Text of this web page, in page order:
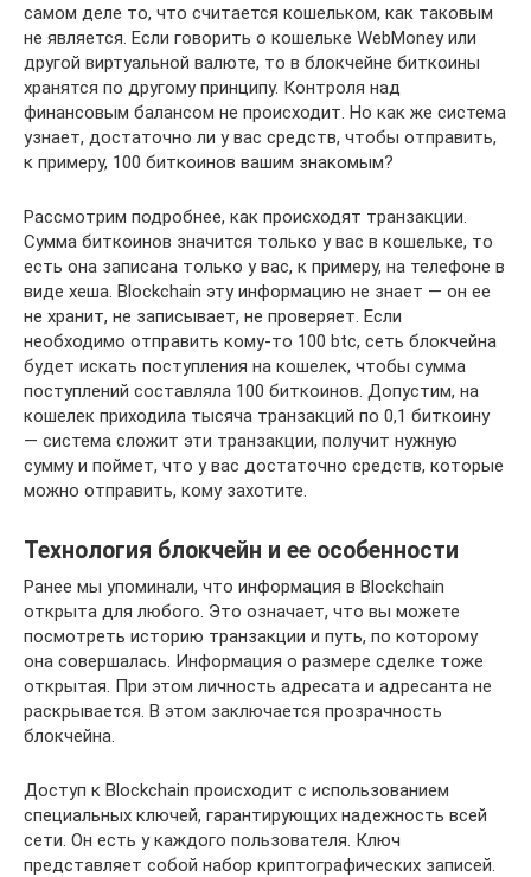
самом деле то, что считается кошельком, как таковым
не является. Если говорить о кошельке WebMoney или
другой виртуальной валюте, то в блокчейне биткоины
хранятся по другому принципу. Контроля над
финансовым балансом не происходит. Но как же система
узнает, достаточно ли у вас средств, чтобы отправить,
к примеру, 100 биткоинов вашим знакомым?
Рассмотрим подробнее, как происходят транзакции.
Сумма биткоинов значится только у вас в кошельке, то
есть она записана только у вас, к примеру, на телефоне в
виде хеша. Blockchain эту информацию не знает — он ее
не хранит, не записывает, не проверяет. Если
необходимо отправить кому-то 100 btc, сеть блокчейна
будет искать поступления на кошелек, чтобы сумма
поступлений составляла 100 биткоинов. Допустим, на
кошелек приходила тысяча транзакций по 0,1 биткоину
— система сложит эти транзакции, получит нужную
сумму и поймет, что у вас достаточно средств, которые
можно отправить, кому захотите.
Технология блокчейн и ее особенности
Ранее мы упоминали, что информация в Blockchain
открыта для любого. Это означает, что вы можете
посмотреть историю транзакции и путь, по которому
она совершалась. Информация о размере сделке тоже
открытая. При этом личность адресата и адресанта не
раскрывается. В этом заключается прозрачность
блокчейна.
Доступ к Blockchain происходит с использованием
специальных ключей, гарантирующих надежность всей
сети. Он есть у каждого пользователя. Ключ
представляет собой набор криптографических записей.